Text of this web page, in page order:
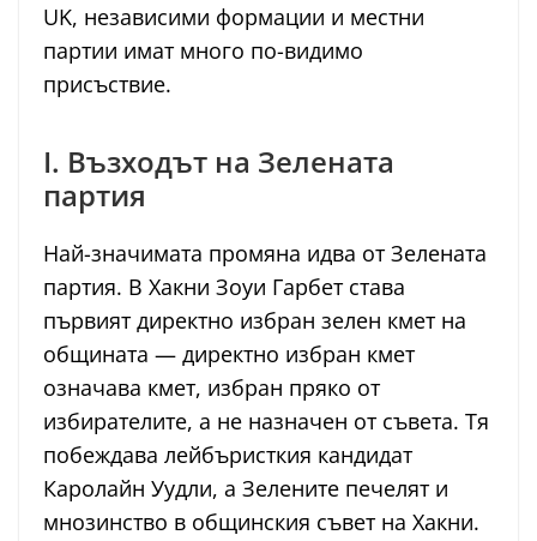
UK, независими формации и местни
партии имат много по-видимо
присъствие.
I. Възходът на Зелената
партия
Най-значимата промяна идва от Зелената
партия. В Хакни Зоуи Гарбет става
първият директно избран зелен кмет на
общината — директно избран кмет
означава кмет, избран пряко от
избирателите, а не назначен от съвета. Тя
побеждава лейбъристкия кандидат
Каролайн Уудли, а Зелените печелят и
мнозинство в общинския съвет на Хакни.